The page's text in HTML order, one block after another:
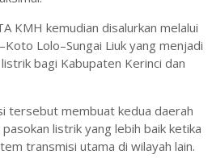
KMH kemudian disalurkan melalui
Lolo–Sungai Liuk yang menjadi
bagi Kabupaten Kerinci dan
tersebut membuat kedua daerah
listrik yang lebih baik ketika
transmisi utama di wilayah lain.